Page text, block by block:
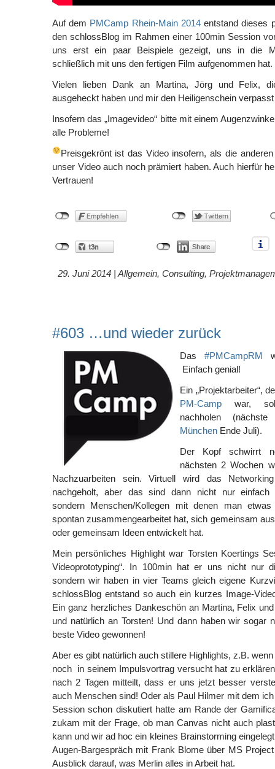
Auf dem PMCamp Rhein-Main 2014entstand dieses
den schlossBlog im Rahmen einer 100min Session
uns erst ein paar Beispiele gezeigt, uns in die
schließlich mit uns den fertigen Film aufgenommen hat.
Vielen lieben Dank an Martina, Jörg und Felix,
ausgeheckt haben und mir den Heiligenschein
Insofern das „Imagevideo“ bitte mit einem
alle Probleme!
Preisgekrönt ist das Video insofern, als die
unser Video auch noch prämiert haben. Auch hierfür
Vertrauen!
29. Juni 2014 | Allgemein, Consulting,
#603 …und wieder zurück
Das #PMCampRM
Einfach genial!
Ein „Projektarbeiter“,
PM-Camp war,
nachholen
München Ende Juli).
Der Kopf schwirrt
nächsten 2 Wochen
Nachzuarbeiten sein. Virtuell wird das
nachgeholt, aber das sind dann nicht nur einfach
sondern Menschen/Kollegen mit denen man
spontan zusammengearbeitet hat, sich gemeinsam
oder gemeinsam Ideen entwickelt hat.
Mein persönliches Highlight war Torsten Koertings
Videoprototyping“. In 100min hat er uns nicht nur
sondern wir haben in vier Teams gleich eigene
schlossBlog entstand so auch ein kurzes Image-
Ein ganz herzliches Dankeschön an Martina, Felix
und natürlich an Torsten! Und dann haben wir sogar
beste Video gewonnen!
Aber es gibt natürlich auch stillere Highlights, z.B.
noch in seinem Impulsvortrag versucht hat zu
nach 2 Tagen mitteilt, dass er uns jetzt besser
auch Menschen sind! Oder als Paul Hilmer mit dem
Session schon diskutiert hatte am Rande der
zukam mit der Frage, ob man Canvas nicht auch
kann und wir ad hoc ein kleines Brainstorming
Augen-Bargespräch mit Frank Blome über MS
Ausblick darauf, was Merlin alles in Arbeit hat.